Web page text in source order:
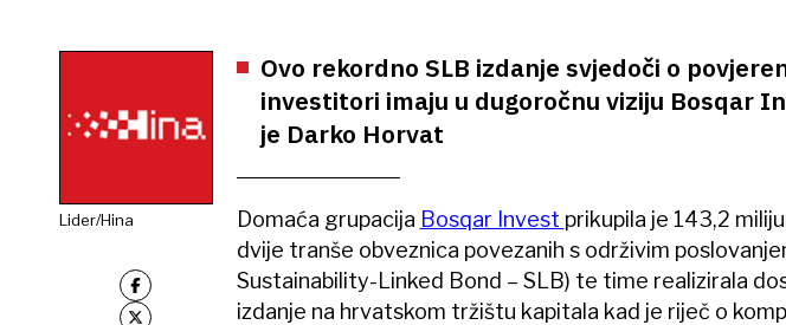
Lider/Hina
Ovo rekordno SLB izdanje svjedoči o
investitori imaju u dugoročnu viziju Bosqar
je Darko Horvat
Domaća grupacija Bosqar Invest prikupila je 143,2
dvije tranše obveznica povezanih s održivim
Sustainability-Linked Bond – SLB) te time realizirala
izdanje na hrvatskom tržištu kapitala kad je riječ o